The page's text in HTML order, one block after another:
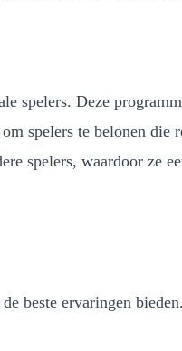
Deze
spelers te belonen
spelers, waardoor ze
beste ervaringen